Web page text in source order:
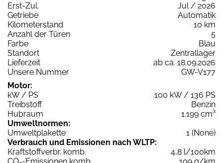
Erst-Zul.
Jul / 2026
Getriebe
Automatik
Kilometerstand
10 km
Anzahl der Türen
5
Farbe
Blau
Standort
Zentrallager
Lieferzeit
ab ca. 18.09.2026
Unsere Nummer
GW-V177
Motor:
kW / PS
100 kW / 136 PS
Treibstoff
Benzin
Hubraum
1.199 cm³
Umweltnormen:
Umweltplakette
1 (None)
Verbrauch und Emissionen nach WLTP:
Kraftstoffverbr. komb.
4,8 l/100km
CO -Emissionen komb.
109 g/km